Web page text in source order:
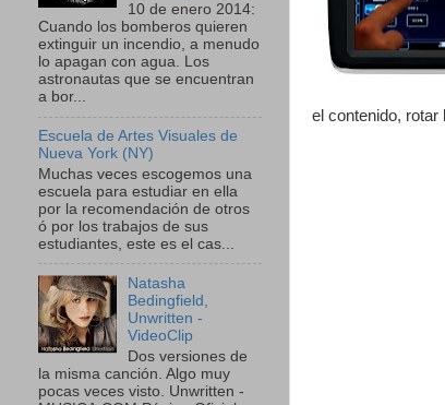
el contenido,
10 de enero 2014:
Cuando los bomberos quieren
extinguir un incendio, a menudo
lo apagan con agua. Los
astronautas que se encuentran
a bor...
Escuela de Artes Visuales de
Nueva York (NY)
Muchas veces escogemos una
escuela para estudiar en ella
por la recomendación de otros
ó por los trabajos de sus
estudiantes, este es el cas...
Natasha
Bedingfield,
Unwritten -
VideoClip
Dos versiones de
la misma canción. Algo muy
pocas veces visto. Unwritten -